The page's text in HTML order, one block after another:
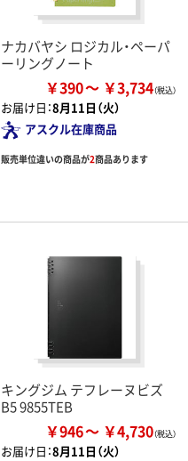
ナカバヤシ ロジカル・ペーパ
ーリングノート
￥390 ￥3,734
お届け日：8月11日（火）
アスクル在庫商品
販売単位違いの商品が2商品あります
キングジム テフレーヌビズ
B5 9855TEB
￥946 ￥4,730
お届け日：8月11日（火）